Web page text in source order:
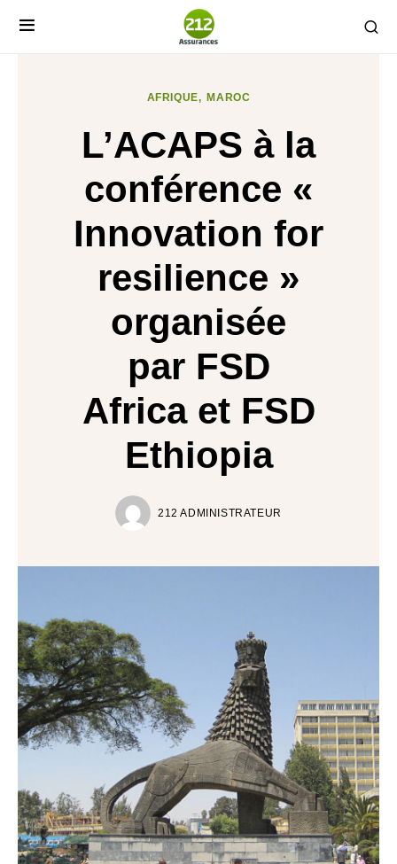
AFRIQUE MAROC
L’ACAPS à la
conférence «
Innovation for
resilience »
organisée
par FSD
Africa et FSD
Ethiopia
212 ADMINISTRATEUR